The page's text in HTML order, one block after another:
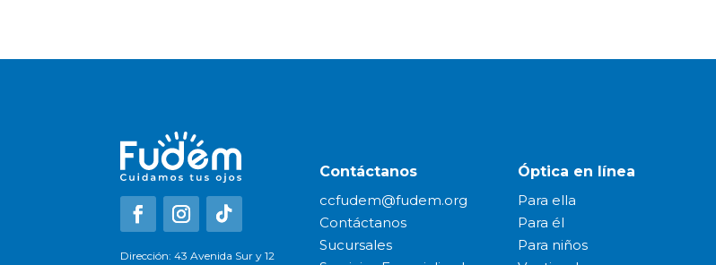
Dirección: 43 Avenida Sur y 12
Contáctanos
ccfudem@fudem.org
Contáctanos
Sucursales
Óptica en línea
Para ella
Para él
Para niños